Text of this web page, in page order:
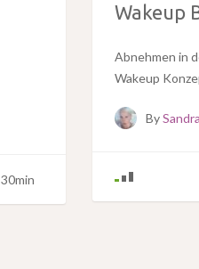
30min
Wakeup
Abnehmen in
Wakeup
By